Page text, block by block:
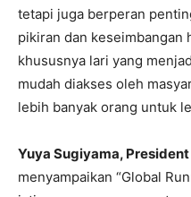
tetapi juga berperan
pikiran dan keseimbangan
khususnya lari yang
mudah diakses oleh
lebih banyak orang untuk
Yuya Sugiyama,
menyampaikan “Global